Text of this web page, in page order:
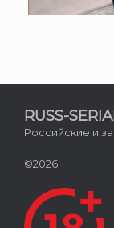
RUSS-
Российские и
©2026